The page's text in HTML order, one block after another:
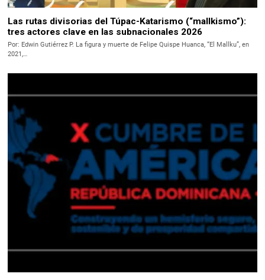
Las rutas divisorias del Túpac-Katarismo (“mallkismo”):
tres actores clave en las subnacionales 2026
Por: Edwin Gutiérrez P. La figura y muerte de Felipe Quispe Huanca, “El Mallku”, en
2021,…